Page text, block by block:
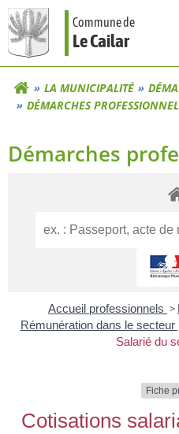
Aller
au
contenu
Commune de
Le Cailar
LA MUNICIPALITÉ
DÉMARCHES
Démarches
Accueil professionnels >
Rémunération dans le secteur
Salarié du
Fiche
Cotisations